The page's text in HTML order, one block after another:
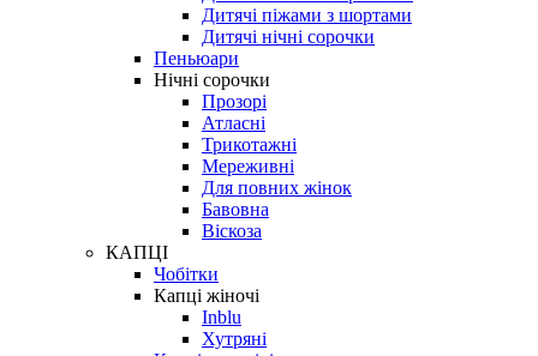
Дитячі піжами з шортами
Дитячі нічні сорочки
Пеньюари
Нічні сорочки
Прозорі
Атласні
Трикотажні
Мереживні
Для повних жінок
Бавовна
Віскоза
КАПЦІ
Чобітки
Капці жіночі
Inblu
Хутряні